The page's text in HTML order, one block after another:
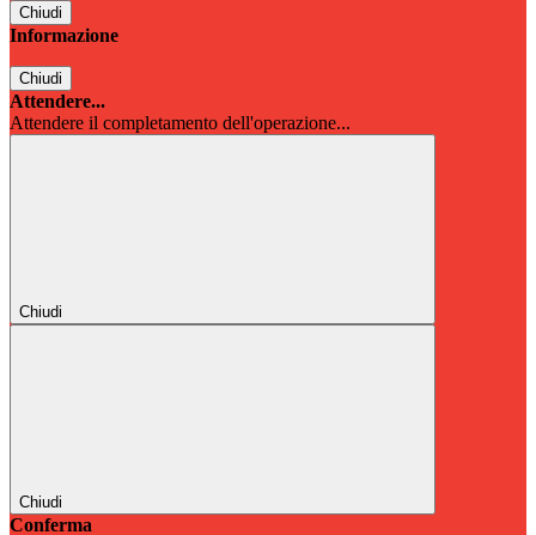
Chiudi
Informazione
Chiudi
Attendere...
Attendere il completamento dell'operazione...
Chiudi
Chiudi
Conferma